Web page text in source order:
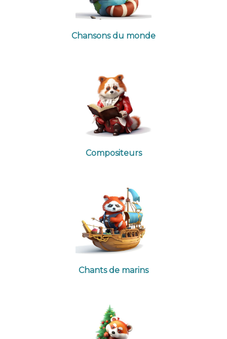
Chansons du monde
Compositeurs
Chants de marins